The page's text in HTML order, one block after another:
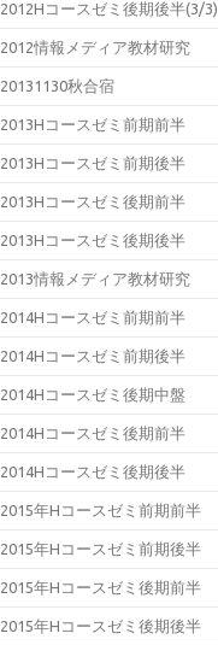
2012Hコースゼミ後期後半(3/3)
2012情報メディア教材研究
20131130秋合宿
2013Hコースゼミ前期前半
2013Hコースゼミ前期後半
2013Hコースゼミ後期前半
2013Hコースゼミ後期後半
2013情報メディア教材研究
2014Hコースゼミ前期前半
2014Hコースゼミ前期後半
2014Hコースゼミ後期中盤
2014Hコースゼミ後期前半
2014Hコースゼミ後期後半
2015年Hコースゼミ前期前半
2015年Hコースゼミ前期後半
2015年Hコースゼミ後期前半
2015年Hコースゼミ後期後半